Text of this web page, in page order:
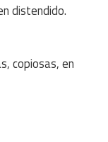
distendido.
copiosas, en